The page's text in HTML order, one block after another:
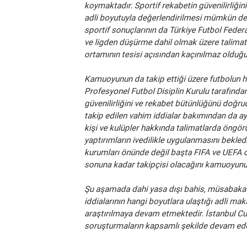
koymaktadır. Sportif rekabetin
adli boyutuyla değerlendirilmesi mümkün
sportif sonuçlarının da Türkiye Futbol
ve ligden düşürme dahil olmak üzere
ortamının tesisi açısından kaçınılmaz
Kamuoyunun da takip ettiği üzere futbolun
Profesyonel Futbol Disiplin Kurulu
güvenilirliğini ve rekabet bütünlüğünü
takip edilen vahim iddialar bakımından da
kişi ve kulüpler hakkında talimatlarda
yaptırımların ivedilikle uygulanmasını
kurumları önünde değil başta FIFA ve
sonuna kadar takipçisi olacağını
Şu aşamada dahi yasa dışı bahis,
iddialarının hangi boyutlara ulaştığı adli
araştırılmaya devam etmektedir. İstanbul
soruşturmaların kapsamlı şekilde devam